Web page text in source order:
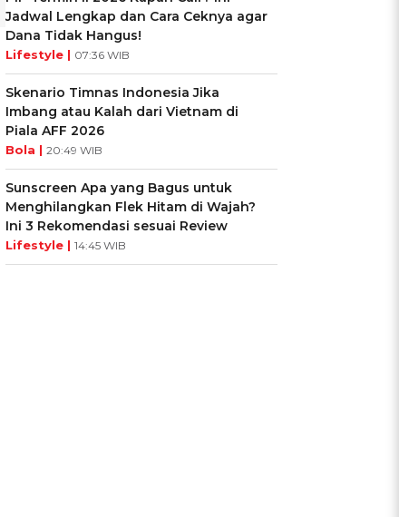
Jadwal Lengkap dan Cara Ceknya agar
Dana Tidak Hangus!
Lifestyle | 07:36 WIB
Skenario Timnas Indonesia Jika
Imbang atau Kalah dari Vietnam di
Piala AFF 2026
Bola | 20:49 WIB
Sunscreen Apa yang Bagus untuk
Menghilangkan Flek Hitam di Wajah?
Ini 3 Rekomendasi sesuai Review
Lifestyle | 14:45 WIB